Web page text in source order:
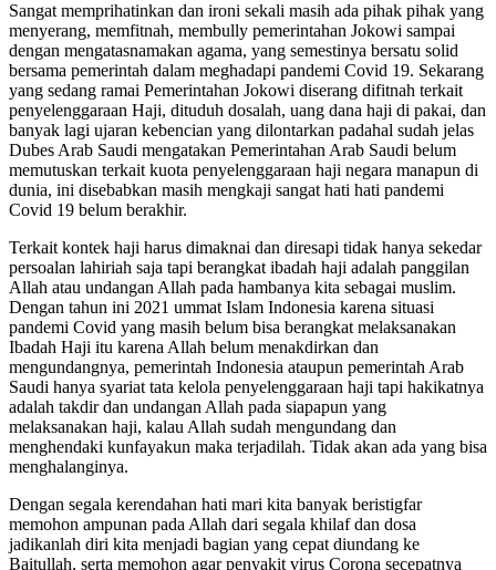
Sangat memprihatinkan dan ironi sekali masih ada pihak pihak yang
menyerang, memfitnah, membully pemerintahan Jokowi sampai
dengan mengatasnamakan agama, yang semestinya bersatu solid
bersama pemerintah dalam meghadapi pandemi Covid 19. Sekarang
yang sedang ramai Pemerintahan Jokowi diserang difitnah terkait
penyelenggaraan Haji, dituduh dosalah, uang dana haji di pakai, dan
banyak lagi ujaran kebencian yang dilontarkan padahal sudah jelas
Dubes Arab Saudi mengatakan Pemerintahan Arab Saudi belum
memutuskan terkait kuota penyelenggaraan haji negara manapun di
dunia, ini disebabkan masih mengkaji sangat hati hati pandemi
Covid 19 belum berakhir.
Terkait kontek haji harus dimaknai dan diresapi tidak hanya sekedar
persoalan lahiriah saja tapi berangkat ibadah haji adalah panggilan
Allah atau undangan Allah pada hambanya kita sebagai muslim.
Dengan tahun ini 2021 ummat Islam Indonesia karena situasi
pandemi Covid yang masih belum bisa berangkat melaksanakan
Ibadah Haji itu karena Allah belum menakdirkan dan
mengundangnya, pemerintah Indonesia ataupun pemerintah Arab
Saudi hanya syariat tata kelola penyelenggaraan haji tapi hakikatnya
adalah takdir dan undangan Allah pada siapapun yang
melaksanakan haji, kalau Allah sudah mengundang dan
menghendaki kunfayakun maka terjadilah. Tidak akan ada yang bisa
menghalanginya.
Dengan segala kerendahan hati mari kita banyak beristigfar
memohon ampunan pada Allah dari segala khilaf dan dosa
jadikanlah diri kita menjadi bagian yang cepat diundang ke
Baitullah, serta memohon agar penyakit virus Corona secepatnya